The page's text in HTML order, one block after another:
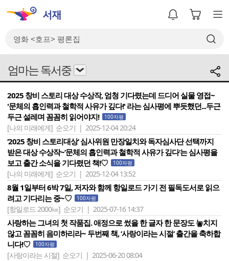
엄마는 독서중
2025 창비 스토리 대상 수상작, 엄청 기다렸는데 드디어 실물 영접~
'문체의 흡인력과 철학적 사유가 깊다!' 라는 심사평에 뿌듯했던...두근
두근 설레며 꼼꼼히 읽어야지!
100자평
[나의 미래에게] 순오기 | 2025-12-04 20:24
‘2025 창비 스토리대상‘ 심사위원 만장일치와 독자심사단 선택까지
받은 대상 수상작~‘문체의 흡인력과 철학적 사유가 깊다‘는 심사평을
보고 출간 소식을 기다렸던 책!♡
100자평
[나의 미래에게] 순오기 | 2025-12-04 13:52
8월 1일부터 6박 7일, 저자와 함께 항일로드 가기 전 필독도서로 읽으
려고 기다리는 중~♡
100자평
[항일로드 2000㎞] 순오기 | 2025-07-16 14:37
사랑하는 그녀의 첫 작품집. 애정으로 썼을 한 글자 한 문장도 놓치지
않고 꼼꼼히 음미하리라~ 두번째 책, ‘사랑이라는 시절‘ 출간을 축하합
니다!♡
100자평
[사랑이라는 시절] 순오기 | 2025-06-20 08:04